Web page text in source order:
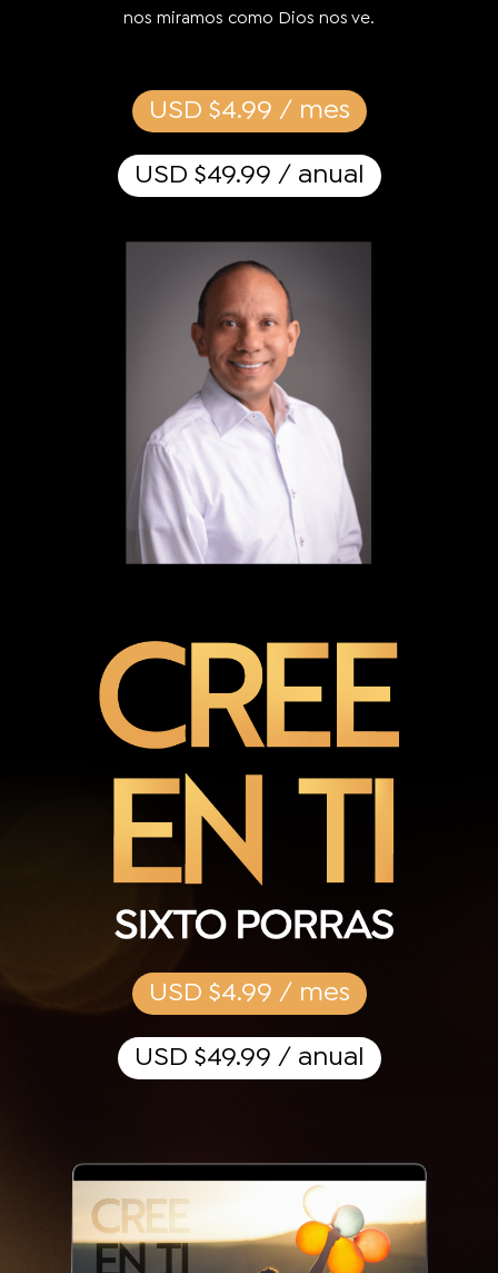
nos miramos como Dios nos ve.
USD $4.99 / mes
USD $49.99 / anual
USD $4.99 / mes
USD $49.99 / anual